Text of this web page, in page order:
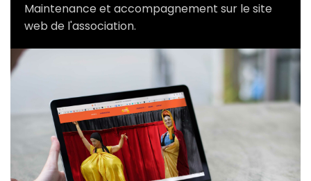
Maintenance et accompagnement sur le site
web de l'association.